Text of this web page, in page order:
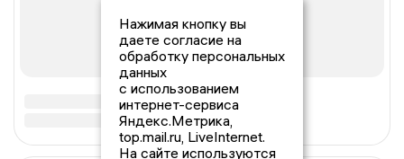
Нажимая кнопку вы
даете согласие на
обработку персональных
данных
с использованием
интернет-сервиса
Яндекс.Метрика,
top.mail.ru, LiveInternet.
На сайте используются